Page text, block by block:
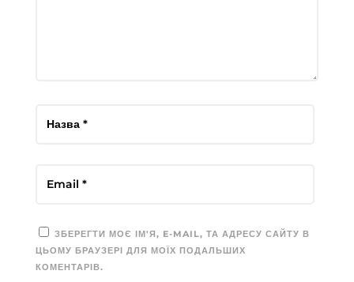
ЗБЕРЕГТИ МОЄ ІМ'Я, E-MAIL, ТА АДРЕСУ САЙТУ В
ЦЬОМУ БРАУЗЕРІ ДЛЯ МОЇХ ПОДАЛЬШИХ
КОМЕНТАРІВ.